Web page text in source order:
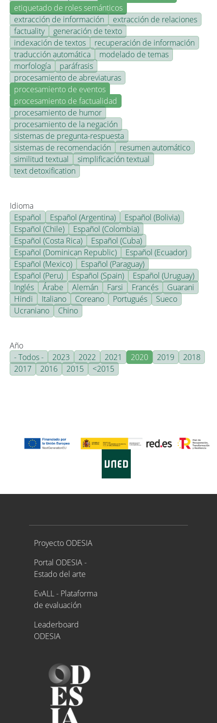
etiquetado de roles semánticos
extracción de información
extracción de relaciones
factuality
generación de texto
indexación de textos
recuperación de información
traducción automática
modelado de temas
morfología
paráfrasis
procesamiento de abreviaturas
procesamiento de eventos
procesamiento de factualidad
procesamiento de humor
procesamiento de la negación
sistemas de pregunta-respuesta
sistemas de recomendación
resumen automático
similitud textual
simplificación textual
text detoxification
Idioma
Español
Español (Argentina)
Español (Bolivia)
Español (Chile)
Español (Colombia)
Español (Costa Rica)
Español (Cuba)
Español (Dominican Republic)
Español (Ecuador)
Español (Mexico)
Español (Paraguay)
Español (Peru)
Español (Spain)
Español (Uruguay)
Inglés
Árabe Alemán Farsi Francés
Guarani
Hindi
Italiano Coreano Portugués
Sueco
Ucraniano
Chino
Año
- Todos -
2023 2022 2021 2020 2019
2018
2017
2016 2015 <2015
Proyecto ODESIA
Proyecto ODESIA
Portal ODESIA -
Estado del arte
EvALL - Plataforma
de evaluación
Leaderboard
ODESIA